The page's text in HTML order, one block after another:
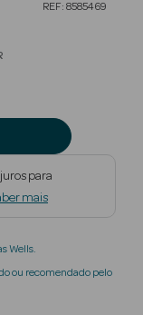
REF: 8585469
from
para
mais
Wells.
ou recomendado pelo